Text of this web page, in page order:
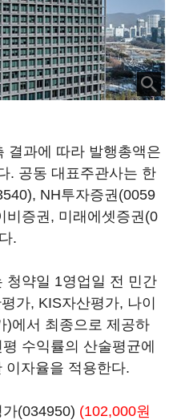
결과에 따라 발행총액은
. 공동 대표주관사는 한
, NH투자증권(0059
비증권, 미래에셋증권(0
.
청약일 1영업일 전 민간
가, KIS자산평가, 나이
)에서 최종으로 제공하
수익률의 산술평균에
이자율을 적용한다.
(034950) (102,000원